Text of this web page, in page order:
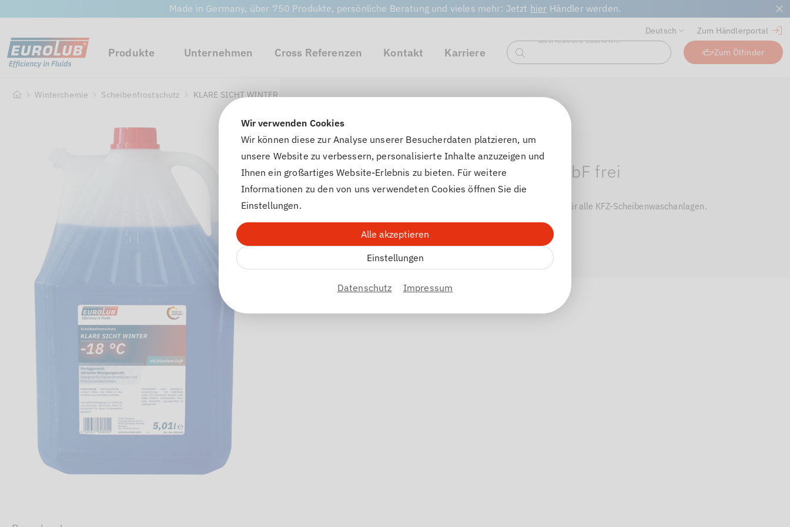
Wir verwenden Cookies
Wir können diese zur Analyse unserer Besucherdaten platzieren, um
unsere Website zu verbessern, personalisierte Inhalte anzuzeigen und
Ihnen ein großartiges Website-Erlebnis zu bieten. Für weitere
Informationen zu den von uns verwendeten Cookies öffnen Sie die
Einstellungen.
Alle akzeptieren
Einstellungen
Datenschutz Impressum
Made in Germany, über 750 Produkte, persönliche Beratung und vieles mehr: Jetzt hier Händler werden.
Deutsch Zum Händlerportal
Produkte Unternehmen Cross Referenzen Kontakt Karriere Suchen
Zum Ölfinder
Winterchemie Scheibenfrostschutz KLARE SICHT WINTER -18°C - VbF frei
Artikel-Nr. 808XXX
KLARE SICHT WINTER -18°C - VbF frei
Zuverlässiger Frostschutz mit Reinigungssubstanzen (Tensiden) für alle KFZ-Scheibenwaschanlagen.
Unterliegt nicht der VbF 2023!